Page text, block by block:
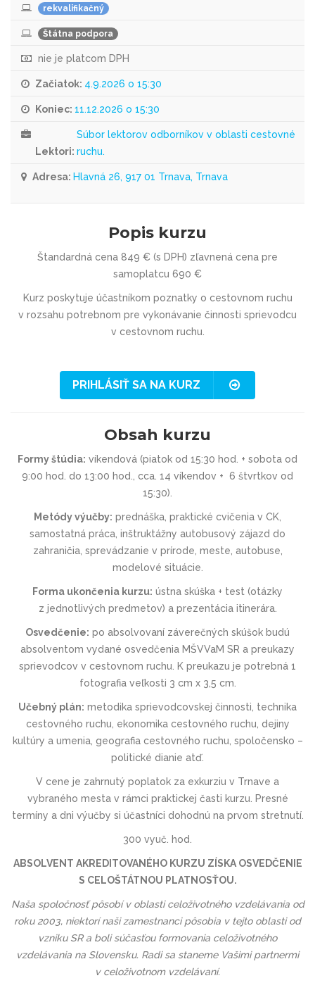
rekvalifikačný
Štátna podpora
nie je platcom DPH
Začiatok: 4.9.2026 o 15:30
Koniec: 11.12.2026 o 15:30
Lektori:
Súbor lektorov odborníkov v oblasti cestovné
ruchu.
Adresa: Hlavná 26, 917 01 Trnava, Trnava
Popis kurzu
Štandardná cena 849 € (s DPH) zľavnená cena pre
samoplatcu 690 €
Kurz poskytuje účastníkom poznatky o cestovnom ruchu
v rozsahu potrebnom pre vykonávanie činnosti sprievodcu
v cestovnom ruchu.
PRIHLÁSIŤ SA NA KURZ
Obsah kurzu
Formy štúdia: víkendová (piatok od 15:30 hod. + sobota od
9:00 hod. do 13:00 hod., cca. 14 víkendov + 6 štvrtkov od
15:30).
Metódy výučby: prednáška, praktické cvičenia v CK,
samostatná práca, inštruktážny autobusový zájazd do
zahraničia, sprevádzanie v prírode, meste, autobuse,
modelové situácie.
Forma ukončenia kurzu: ústna skúška + test (otázky
z jednotlivých predmetov) a prezentácia itinerára.
Osvedčenie: po absolvovaní záverečných skúšok budú
absolventom vydané osvedčenia MŠVVaM SR a preukazy
sprievodcov v cestovnom ruchu. K preukazu je potrebná 1
fotografia veľkosti 3 cm x 3,5 cm.
Učebný plán: metodika sprievodcovskej činnosti, technika
cestovného ruchu, ekonomika cestovného ruchu, dejiny
kultúry a umenia, geografia cestovného ruchu, spoločensko –
politické dianie atď.
V cene je zahrnutý poplatok za exkurziu v Trnave a
vybraného mesta v rámci praktickej časti kurzu. Presné
termíny a dni výučby si účastníci dohodnú na prvom stretnutí.
300 vyuč. hod.
ABSOLVENT AKREDITOVANÉHO KURZU ZÍSKA OSVEDČENIE
S CELOŠTÁTNOU PLATNOSŤOU.
Naša spoločnosť pôsobí v oblasti celoživotného vzdelávania od
roku 2003, niektorí naši zamestnanci pôsobia v tejto oblasti od
vzniku SR a boli súčasťou formovania celoživotného
vzdelávania na Slovensku. Radi sa staneme Vašimi partnermi
v celoživotnom vzdelávaní.